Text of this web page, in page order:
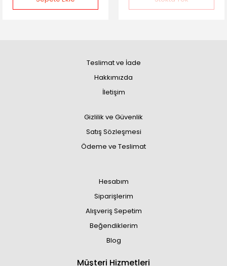
Teslimat ve İade
Hakkımızda
İletişim
Gizlilik ve Güvenlik
Satış Sözleşmesi
Ödeme ve Teslimat
Hesabım
Siparişlerim
Alışveriş Sepetim
Beğendiklerim
Blog
Müşteri Hizmetleri